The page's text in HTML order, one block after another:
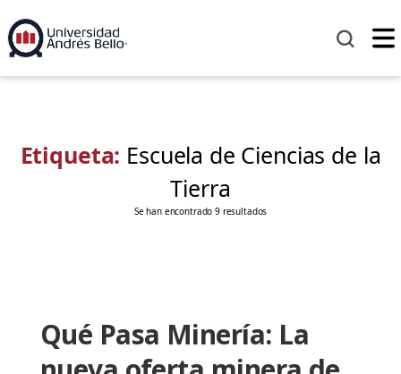
Etiqueta: Escuela de Ciencias de la
Tierra
Se han encontrado 9 resultados
Qué Pasa Minería: La